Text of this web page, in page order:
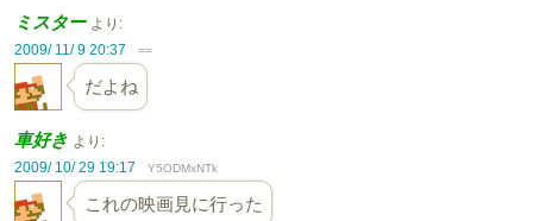
ミスター より:
2009/ 11/ 9 20:37
==
だよね
車好き より:
2009/ 10/ 29 19:17
Y5ODMxNTk
これの映画見に行った